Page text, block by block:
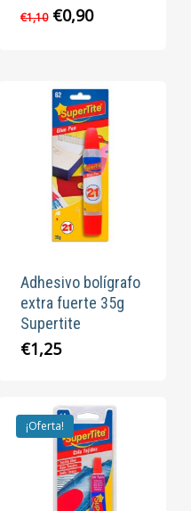
€1,10 El
€1,10.
€0,90El
€0,90.
Adhesivo bolígrafo
extra fuerte 35g
Supertite
€1,25
¡Oferta!